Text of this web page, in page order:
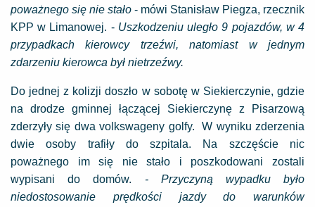
poważnego się nie stało - mówi Stanisław Piegza, rzecznik
KPP w Limanowej. - Uszkodzeniu uległo 9 pojazdów, w 4
przypadkach kierowcy trzeźwi, natomiast w jednym
zdarzeniu kierowca był nietrzeźwy.
Do jednej z kolizji doszło w sobotę w Siekierczynie, gdzie
na drodze gminnej łączącej Siekierczynę z Pisarzową
zderzyły się dwa volkswageny golfy. W wyniku zderzenia
dwie osoby trafiły do szpitala. Na szczęście nic
poważnego im się nie stało i poszkodowani zostali
wypisani do domów. - Przyczyną wypadku było
niedostosowanie prędkości jazdy do warunków